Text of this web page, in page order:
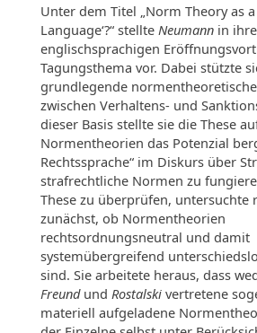
Unter dem Titel „Norm Theory as a
Language‘?“ stellte Neumannin
englischsprachigen
Tagungsthema vor. Dabei stützte
grundlegende
zwischen Verhaltens- und
dieser Basis stellte sie die These
Normentheorien das Potenzial
Rechtssprache“ im Diskurs über
strafrechtliche Normen zu
These zu überprüfen, untersuchte
zunächst, ob Normentheorien
rechtsordnungsneutral und damit
systemübergreifend
sind. Sie arbeitete heraus, dass
Freundund Rostalskivertretene
materiell aufgeladene